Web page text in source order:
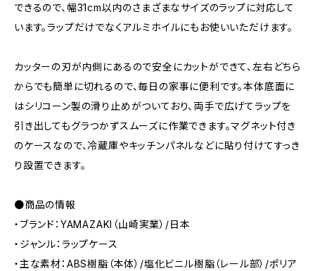
できるので、幅31cm以内のさまざまなサイズのラップに対応して
います。ラップだけでなくアルミホイルにもお使いいただけます。
カッターの刃が内側にあるので安全にカットができて、左右どちら
からでも簡単に切れるので、毎日の家事に便利です。本体底面に
はシリコーン製の滑り止めがついており、両手で広げてラップを
引き出してもグラつかずスムーズに作業できます。マグネット付き
のケースなので、冷蔵庫やキッチンパネルなどに貼り付けてすっき
り設置できます。
●商品の情報
・ブランド：YAMAZAKI（山崎実業）/日本
・ジャンル：ラップケース
・主な素材：ABS樹脂（本体）/塩化ビニル樹脂（レール部）/ポリア